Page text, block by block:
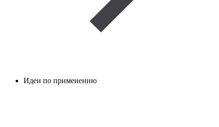
Идеи по применению